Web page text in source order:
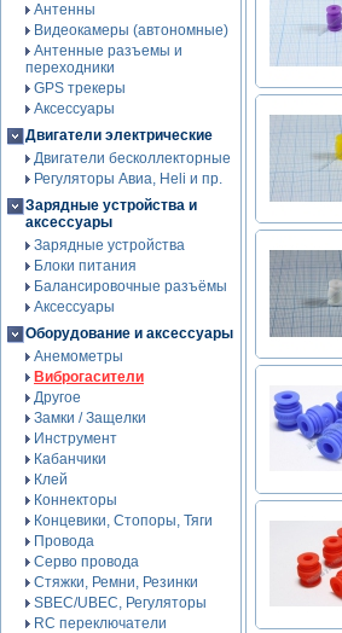
Антенны
Видеокамеры (автономные)
Антенные разъемы и
переходники
GPS трекеры
Аксессуары
Двигатели электрические
Двигатели бесколлекторные
Регуляторы Авиа, Heli и пр.
Зарядные устройства и
аксессуары
Зарядные устройства
Блоки питания
Балансировочные разъёмы
Аксессуары
Оборудование и аксессуары
Анемометры
Виброгасители
Другое
Замки / Защелки
Инструмент
Кабанчики
Клей
Коннекторы
Концевики, Стопоры, Тяги
Провода
Серво провода
Стяжки, Ремни, Резинки
SBEC/UBEC, Регуляторы
RC переключатели